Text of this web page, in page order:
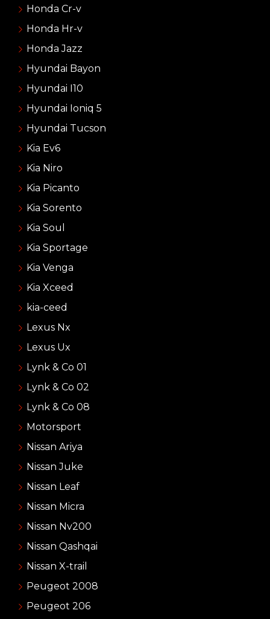
Honda Cr-v
Honda Hr-v
Honda Jazz
Hyundai Bayon
Hyundai I10
Hyundai Ioniq 5
Hyundai Tucson
Kia Ev6
Kia Niro
Kia Picanto
Kia Sorento
Kia Soul
Kia Sportage
Kia Venga
Kia Xceed
kia-ceed
Lexus Nx
Lexus Ux
Lynk & Co 01
Lynk & Co 02
Lynk & Co 08
Motorsport
Nissan Ariya
Nissan Juke
Nissan Leaf
Nissan Micra
Nissan Nv200
Nissan Qashqai
Nissan X-trail
Peugeot 2008
Peugeot 206